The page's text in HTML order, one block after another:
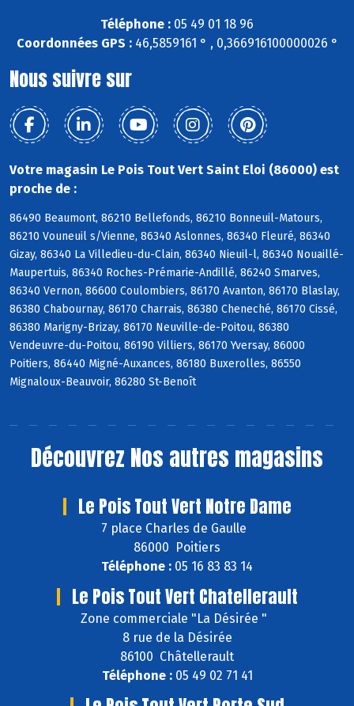
Téléphone : 05 49 01 18 96
Coordonnées GPS :46,5859161 ° , 0,366916100000026 °
Nous suivre sur
Votre magasin Le Pois Tout Vert Saint Eloi (86000) est
proche de :
86490 Beaumont, 86210 Bellefonds, 86210 Bonneuil-Matours,
86210 Vouneuil s/Vienne, 86340 Aslonnes, 86340 Fleuré, 86340
Gizay, 86340 La Villedieu-du-Clain, 86340 Nieuil-l, 86340 Nouaillé-
Maupertuis, 86340 Roches-Prémarie-Andillé, 86240 Smarves,
86340 Vernon, 86600 Coulombiers, 86170 Avanton, 86170 Blaslay,
86380 Chabournay, 86170 Charrais, 86380 Cheneché, 86170 Cissé,
86380 Marigny-Brizay, 86170 Neuville-de-Poitou, 86380
Vendeuvre-du-Poitou, 86190 Villiers, 86170 Yversay, 86000
Poitiers, 86440 Migné-Auxances, 86180 Buxerolles, 86550
Mignaloux-Beauvoir, 86280 St-Benoît
Découvrez Nos autres magasins
Le Pois Tout Vert Notre Dame
7 place Charles de Gaulle
86000 Poitiers
Téléphone : 05 16 83 83 14
Le Pois Tout Vert Chatellerault
Zone commerciale "La Désirée "
8 rue de la Désirée
86100 Châtellerault
Téléphone :05 49 02 71 41